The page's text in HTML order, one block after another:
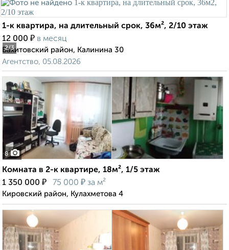
2/3
1-к квартира, на длительный срок, 36м², 2/10 этаж
12 000 ₽ в месяц
Вахитовский район, Калинина 30
Агентство, 05.08.2026
8
Комната в 2-к квартире, 18м², 1/5 этаж
1 350 000 ₽ 75 000 ₽ за м²
Кировский район, Кулахметова 4